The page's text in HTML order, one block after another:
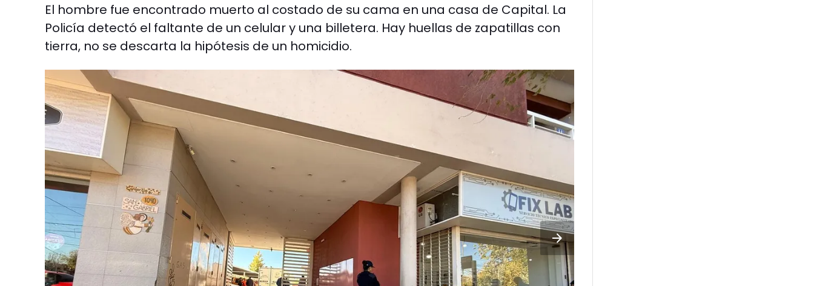
El hombre fue encontrado muerto al costado de su cama en una casa de Capital. La
Policía detectó el faltante de un celular y una billetera. Hay huellas de zapatillas con
tierra, no se descarta la hipótesis de un homicidio.